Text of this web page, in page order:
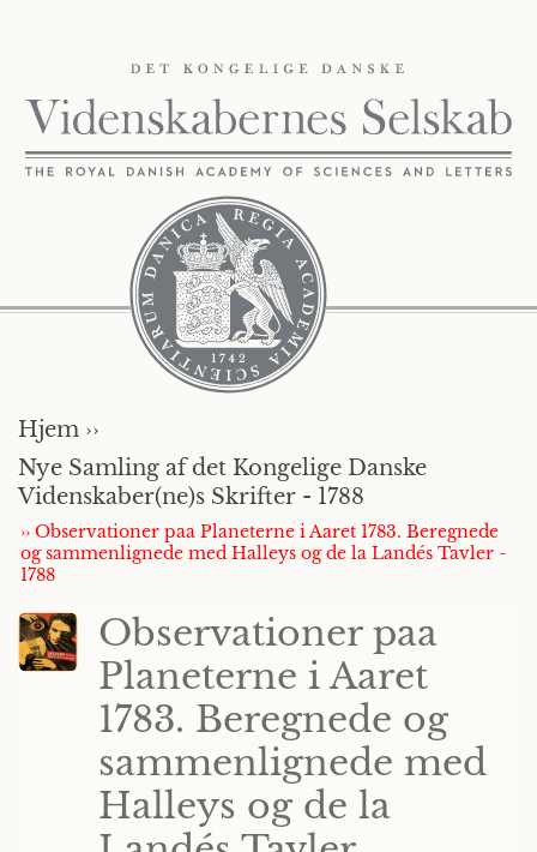
Hjem ››
Nye Samling af det Kongelige Danske
Videnskaber(ne)s Skrifter - 1788
›› Observationer paa Planeterne i Aaret 1783. Beregnede
og sammenlignede med Halleys og de la Landés Tavler -
1788
Observationer paa
Planeterne i Aaret
1783. Beregnede og
sammenlignede med
Halleys og de la